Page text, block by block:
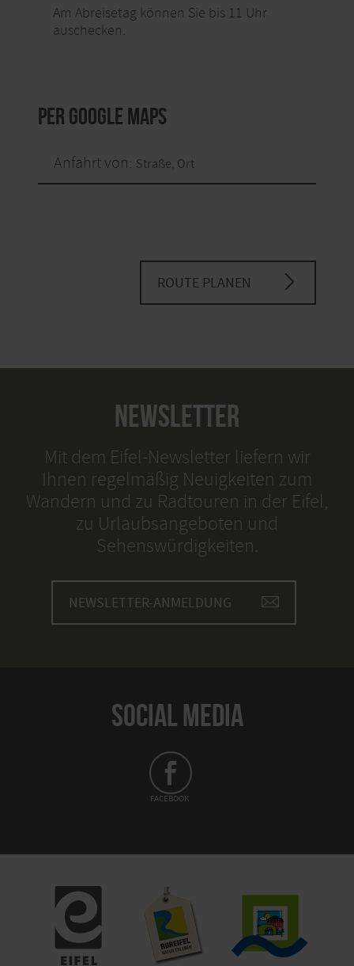
Am Abreisetag können Sie bis 11 Uhr
auschecken.
per Google Maps
Anfahrt von:
ROUTE PLANEN
NEWSLETTER
Mit dem Eifel-Newsletter liefern wir
Ihnen regelmäßig Neuigkeiten zum
Wandern und zu Radtouren in der Eifel,
zu Urlaubsangeboten und
Sehenswürdigkeiten.
NEWSLETTER-ANMELDUNG
SOCIAL MEDIA
FACEBOOK